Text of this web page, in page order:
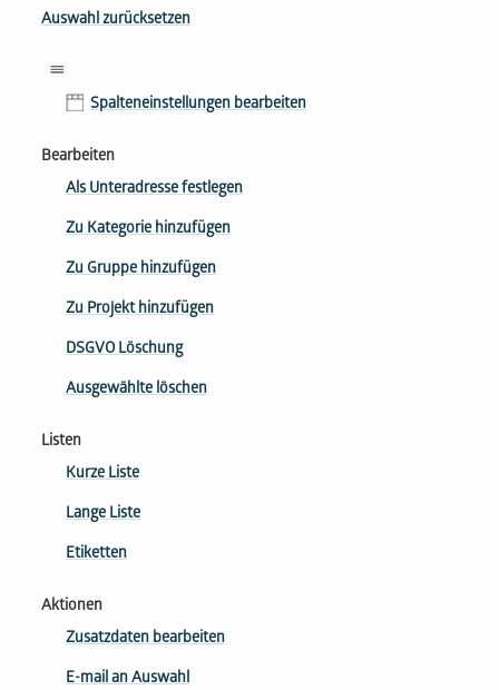
Auswahl zurücksetzen
Spalteneinstellungen bearbeiten
Bearbeiten
Als Unteradresse festlegen
Zu Kategorie hinzufügen
Zu Gruppe hinzufügen
Zu Projekt hinzufügen
DSGVO Löschung
Ausgewählte löschen
Listen
Kurze Liste
Lange Liste
Etiketten
Aktionen
Zusatzdaten bearbeiten
E-mail an Auswahl